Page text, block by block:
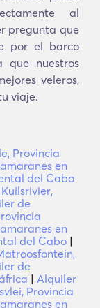
al
pregunta que
por el barco
que nuestros
veleros,
viaje.
Provincia
en
del Cabo
de
en
del Cabo |
de
| Alquiler
Provincia
en